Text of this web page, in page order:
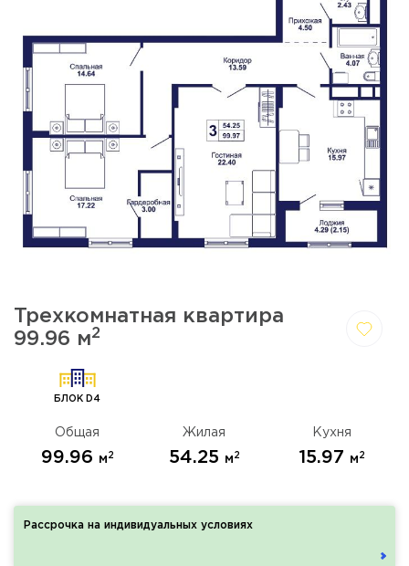
Трехкомнатная квартира
99.96 м2
БЛОК D4
Общая
99.96 м 2
Жилая
54.25 м 2
Кухня
15.97 м 2
Рассрочка на индивидуальных условиях